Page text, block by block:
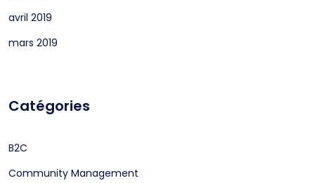
avril 2019
mars 2019
Catégories
B2C
Community Management